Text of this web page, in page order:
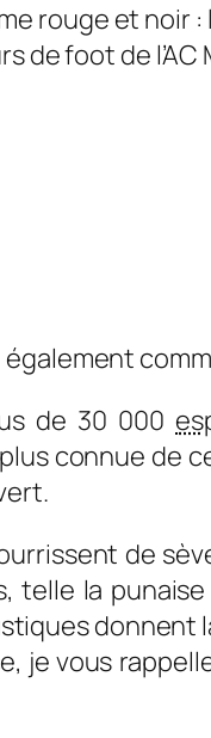
rouge et noir
de foot de l’AC
de 30 000
connue de
de
telle la
donnent
je vous